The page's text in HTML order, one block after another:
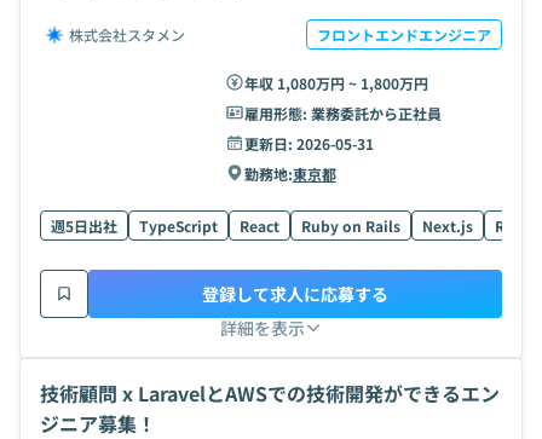
株式会社スタメン フロントエンドエンジニア
年収 1,080万円 ~ 1,800万円
雇用形態: 業務委託から正社員
更新日: 2026-05-31
勤務地:東京都
週5日出社 TypeScript React Ruby on Rails Next.js Ruby
詳細を表示
登録して求人に応募する
技術顧問 x LaravelとAWSでの技術開発ができるエン
ジニア募集！